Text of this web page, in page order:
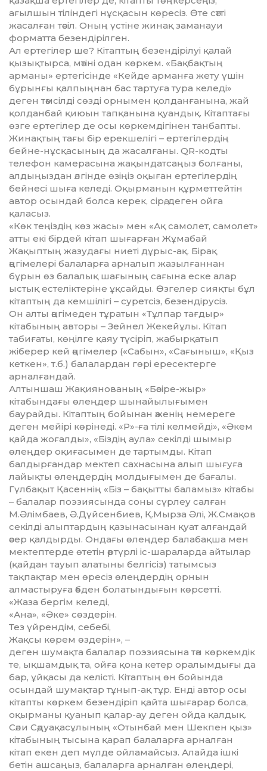
ағылшын тіліндегі нұсқасын көресіз. Өте сәтті
жасалған тәсіл. Оның үстіне жинақ заманауи
форматта безендірілген.
Ал ертегілер ше? Кітаптың безендірілуі қалай
қызықтырса, мәтіні одан көркем. «Бақбақтың
арманы» ертегісінде «Кейде арманға жету үшін
бұрынғы қалпыңнан бас тартуға тура келеді»
деген тәмсілді сөзді орнымен қолданғанына, жай
қолданбай қиюын тапқанына қуандық. Кітаптағы
өзге ертегілер де осы көркемдігінен танбапты.
Жинақтың тағы бір ерекшелігі – ертегілердің
бейне-нұсқасының да жасалғаны. QR-кодты
телефон камерасына жақындатсаңыз болғаны,
алдыңыздан әлгінде өзіңіз оқыған ертегілердің
бейнесі шыға келеді. Оқырманын құрметтейтін
автор осындай болса керек, сірә, деген ойға
қаласыз.
«Көк теңіздің көз жасы» мен «Ақ самолет, самолет»
атты екі бірдей кітап шығарған Жұмабай
Жақыптың жазудағы ниеті дұрыс-ақ. Бірақ
әңгімелері балаларға арналып жазылғаннан
бұрын өз балалық шағының сағына еске алар
ыстық естеліктеріне ұқсайды. Өзгелер сияқты бұл
кітаптың да кемшілігі – суретсіз, безендірусіз.
Он алты әңгімеден тұратын «Тұлпар тағдыр»
кітабының авторы – Зейнел Жекейұлы. Кітап
табиғаты, көңілге қаяу түсіріп, жабырқатып
жіберер кей әңгімелер («Сабын», «Сағыныш», «Қыз
кеткен», т.б.) балалардан гөрі ересектерге
арналғандай.
Алтыншаш Жақиянованың «Бәсіре-жыр»
кітабындағы өлеңдер шынайылығымен
баурайды. Кітаптың бойынан әженің немереге
деген мейірі көрінеді. «Р»-ға тілі келмейді», «Әкем
қайда жоғалды», «Біздің аула» секілді шымыр
өлеңдер оқиғасымен де тартымды. Кітап
балдырғандар мектеп сахнасына алып шығуға
лайықты өлеңдердің молдығымен де бағалы.
Гүлбақыт Қасеннің «Біз – бақытты баламыз» кітабы
– балалар поэзиясында соны сүрлеу салған
М.Әлімбаев, Ә.Дүйсенбиев, Қ.Мырза Әлі, Ж.Смақов
секілді алыптардың қазынасынан қуат алғандай
әсер қалдырды. Ондағы өлеңдер балабақша мен
мектептерде өтетін әртүрлі іс-шараларда айтылар
(қайдан тауып алатыны белгісіз) татымсыз
тақпақтар мен өресіз өлеңдердің орнын
алмастыруға әбден болатындығын көрсетті.
«Жаза бергім келеді,
«Ана», «Әке» сөздерін.
Тез үйрендім, себебі,
Жақсы көрем өздерін», –
деген шумақта балалар поэзиясына тән көркемдік
те, ықшамдық та, ойға қона кетер оралымдығы да
бар, ұйқасы да келісті. Кітаптың өн бойында
осындай шумақтар тұнып-ақ тұр. Енді автор осы
кітапты көркем безендіріп қайта шығарар болса,
оқырманы қуанып қалар-ау деген ойда қалдық.
Сәли Сәдуақасұлының «Отынбай мен Шекпен қыз»
кітабының тысына қарап балаларға арналған
кітап екен деп мүлде ойламайсыз. Алайда ішкі
бетін ашсаңыз, балаларға арналған өлеңдері,